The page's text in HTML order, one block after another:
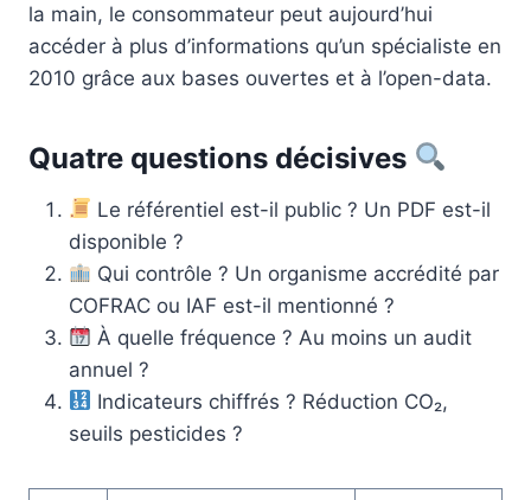
la main, le consommateur peut aujourd’hui
accéder à plus d’informations qu’un spécialiste en
2010 grâce aux bases ouvertes et à l’open-data.
Quatre questions décisives
Le référentiel est-il public ? Un PDF est-il
disponible ?
Qui contrôle ? Un organisme accrédité par
COFRAC ou IAF est-il mentionné ?
À quelle fréquence ? Au moins un audit
annuel ?
Indicateurs chiffrés ? Réduction CO₂,
seuils pesticides ?